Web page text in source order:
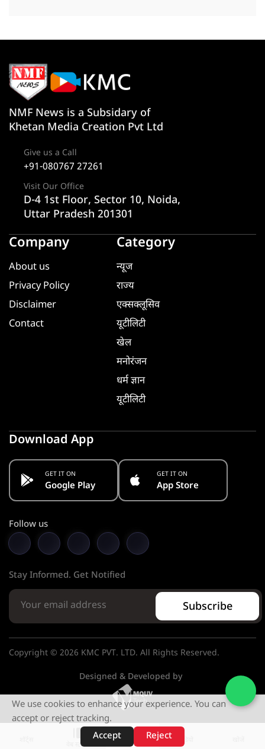
वेब स्टोरीज़
NMF News is a Subsidary of
Khetan Media Creation Pvt Ltd
Give us a Call
+91-080767 27261
Visit Our Office
D-4 1st Floor, Sector 10, Noida,
Uttar Pradesh 201301
Company
About us
Privacy Policy
Disclaimer
Contact
Category
न्यूज
राज्य
एक्सक्लूसिव
यूटीलिटी
खेल
मनोरंजन
धर्म ज्ञान
यूटीलिटी
Download App
GET IT ON
Google Play
GET IT ON
App Store
Follow us
Stay Informed. Get Notified
Subscribe
Copyright © 2026 KMC PVT. LTD. All Rights Reserved.
Designed & Developed by
We use cookies to enhance your experience. You can
accept or reject tracking.
Accept
Reject